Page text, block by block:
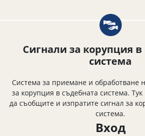
Сигнали за корупция в
система
Система за приемане и обработване
за корупция в съдебната система.
да съобщите и изпратите сигнал за
система.
Вход